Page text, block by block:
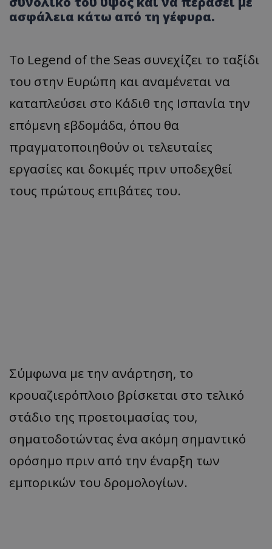
ασφάλεια κάτω από τη γέφυρα.
Το Legend of the Seas συνεχίζει το ταξίδι
του στην Ευρώπη και αναμένεται να
καταπλεύσει στο Κάδιθ της Ισπανία την
επόμενη εβδομάδα, όπου θα
πραγματοποιηθούν οι τελευταίες
εργασίες και δοκιμές πριν υποδεχθεί
τους πρώτους επιβάτες του.
Σύμφωνα με την ανάρτηση, το
κρουαζιερόπλοιο βρίσκεται στο τελικό
στάδιο της προετοιμασίας του,
σηματοδοτώντας ένα ακόμη σημαντικό
ορόσημο πριν από την έναρξη των
εμπορικών του δρομολογίων.